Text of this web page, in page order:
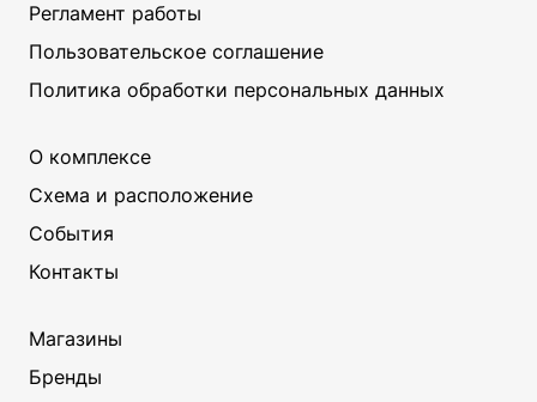
Регламент работы
Пользовательское соглашение
Политика обработки персональных данных
О комплексе
Схема и расположение
События
Контакты
Магазины
Бренды